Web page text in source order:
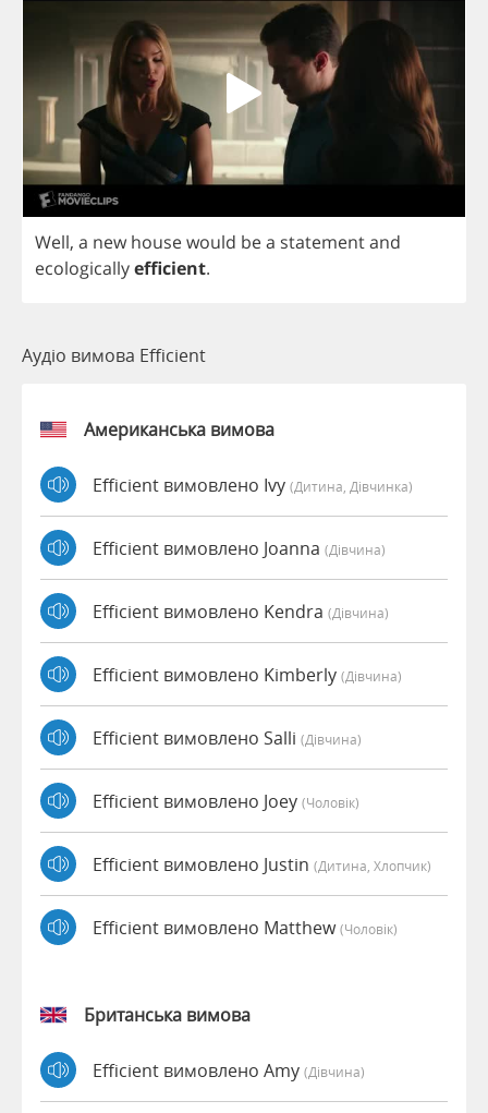
Well, a new housewould bea statementand
ecologicallyefficient.
Аудіо вимова Efficient
Американська вимова
Efficient вимовлено Ivy (дитина, Дівчинка)
Efficient вимовлено Joanna (дівчина)
Efficient вимовлено Kendra (дівчина)
Efficient вимовлено Kimberly (дівчина)
Efficient вимовлено Salli (дівчина)
Efficient вимовлено Joey (чоловік)
Efficient вимовлено Justin (дитина, Хлопчик)
Efficient вимовлено Matthew(чоловік)
Британська вимова
Efficient вимовлено Amy (дівчина)